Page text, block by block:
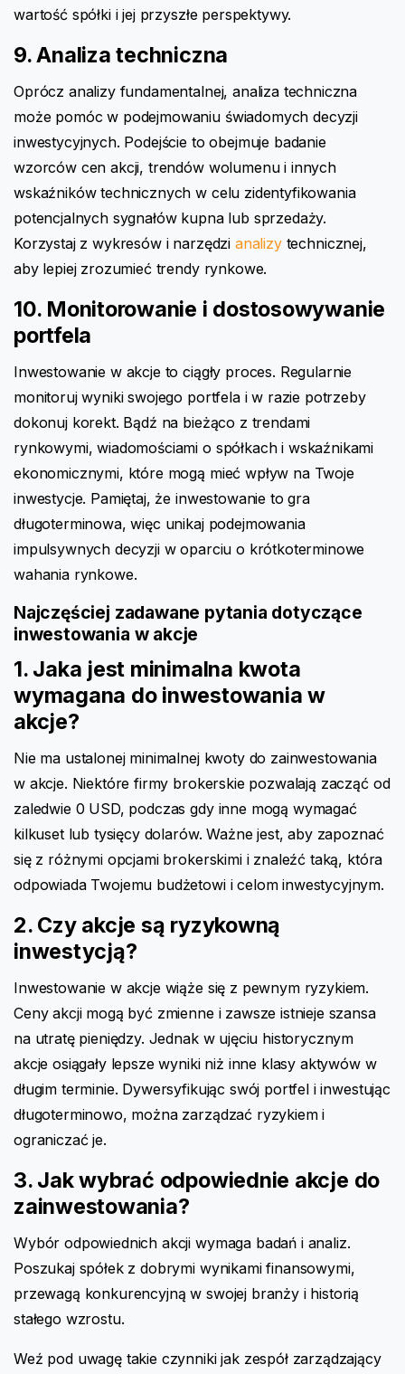
wartość spółki i jej przyszłe perspektywy.
9. Analiza techniczna
Oprócz analizy fundamentalnej, analiza techniczna
może pomóc w podejmowaniu świadomych decyzji
inwestycyjnych. Podejście to obejmuje badanie
wzorców cen akcji, trendów wolumenu i innych
wskaźników technicznych w celu zidentyfikowania
potencjalnych sygnałów kupna lub sprzedaży.
Korzystaj z wykresów i narzędzi analizytechnicznej,
aby lepiej zrozumieć trendy rynkowe.
10. Monitorowanie i dostosowywanie
portfela
Inwestowanie w akcje to ciągły proces. Regularnie
monitoruj wyniki swojego portfela i w razie potrzeby
dokonuj korekt. Bądź na bieżąco z trendami
rynkowymi, wiadomościami o spółkach i wskaźnikami
ekonomicznymi, które mogą mieć wpływ na Twoje
inwestycje. Pamiętaj, że inwestowanie to gra
długoterminowa, więc unikaj podejmowania
impulsywnych decyzji w oparciu o krótkoterminowe
wahania rynkowe.
Najczęściej zadawane pytania dotyczące
inwestowania w akcje
1. Jaka jest minimalna kwota
wymagana do inwestowania w
akcje?
Nie ma ustalonej minimalnej kwoty do zainwestowania
w akcje. Niektóre firmy brokerskie pozwalają zacząć od
zaledwie 0 USD, podczas gdy inne mogą wymagać
kilkuset lub tysięcy dolarów. Ważne jest, aby zapoznać
się z różnymi opcjami brokerskimi i znaleźć taką, która
odpowiada Twojemu budżetowi i celom inwestycyjnym.
2. Czy akcje są ryzykowną
inwestycją?
Inwestowanie w akcje wiąże się z pewnym ryzykiem.
Ceny akcji mogą być zmienne i zawsze istnieje szansa
na utratę pieniędzy. Jednak w ujęciu historycznym
akcje osiągały lepsze wyniki niż inne klasy aktywów w
długim terminie. Dywersyfikując swój portfel i inwestując
długoterminowo, można zarządzać ryzykiem i
ograniczać je.
3. Jak wybrać odpowiednie akcje do
zainwestowania?
Wybór odpowiednich akcji wymaga badań i analiz.
Poszukaj spółek z dobrymi wynikami finansowymi,
przewagą konkurencyjną w swojej branży i historią
stałego wzrostu.
Weź pod uwagę takie czynniki jak zespół zarządzający